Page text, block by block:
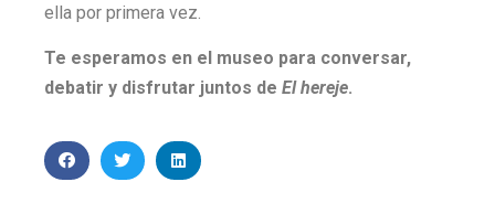
ella por primera vez.
Te esperamos en el museo para conversar,
debatir y disfrutar juntos de El hereje.